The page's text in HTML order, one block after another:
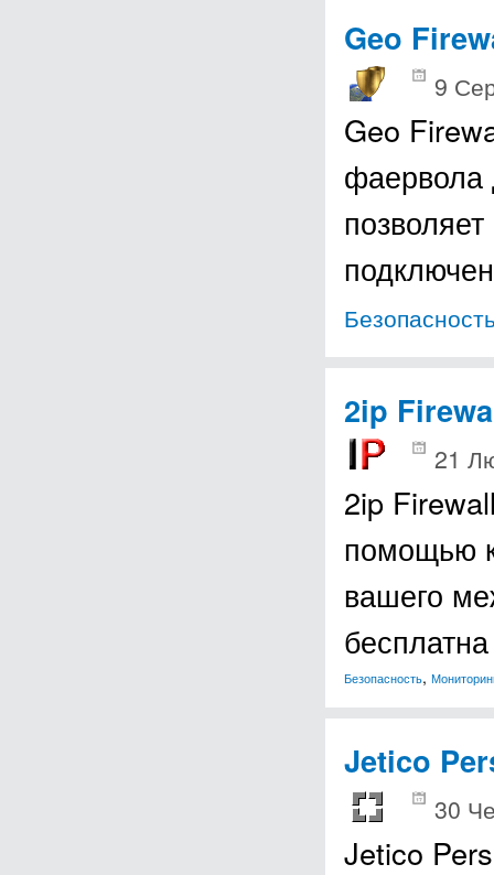
Geo
9
Geo
фаервола
2ip
21
2ip
помощью
вашего
Безопасность,
Jetico
30
Jetico